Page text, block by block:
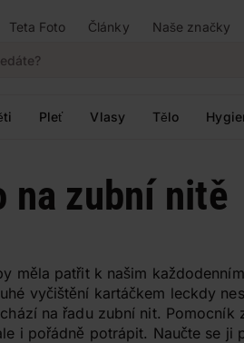
Teta Foto Články Naše značky
Pleť Vlasy Tělo
na zubní nitě
měla patřit k našim
vyčištění kartáčkem leckdy
na řadu zubní nit.
i pořádně potrápit. Naučte se ji